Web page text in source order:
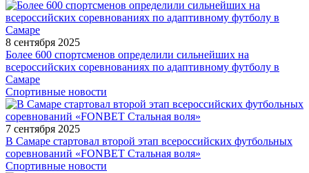
8 сентября 2025
Более 600 спортсменов определили сильнейших на
всероссийских соревнованиях по адаптивному футболу в
Самаре
Спортивные новости
7 сентября 2025
В Самаре стартовал второй этап всероссийских футбольных
соревнований «FONBET Стальная воля»
Спортивные новости